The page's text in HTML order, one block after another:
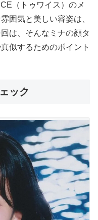
（トゥワイス）のメ
囲気と美しい容姿は、
は、そんなミナの顔タ
似するためのポイント
ック